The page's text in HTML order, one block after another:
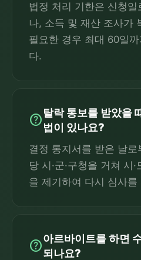
법정 처리 기한은 신청
나, 소득 및 재산 조사가
필요한 경우 최대 60일
다.
help탈락 통보를 받았을
법이 있나요?
결정 통지서를 받은 날
당 시·군·구청을 거쳐 시
을 제기하여 다시 심사를
help아르바이트를 하면
되나요?